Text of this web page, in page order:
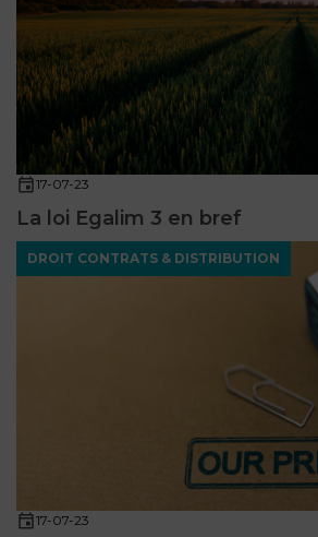
17-07-23
La loi Egalim 3 en bref
DROIT CONTRATS & DISTRIBUTION
17-07-23